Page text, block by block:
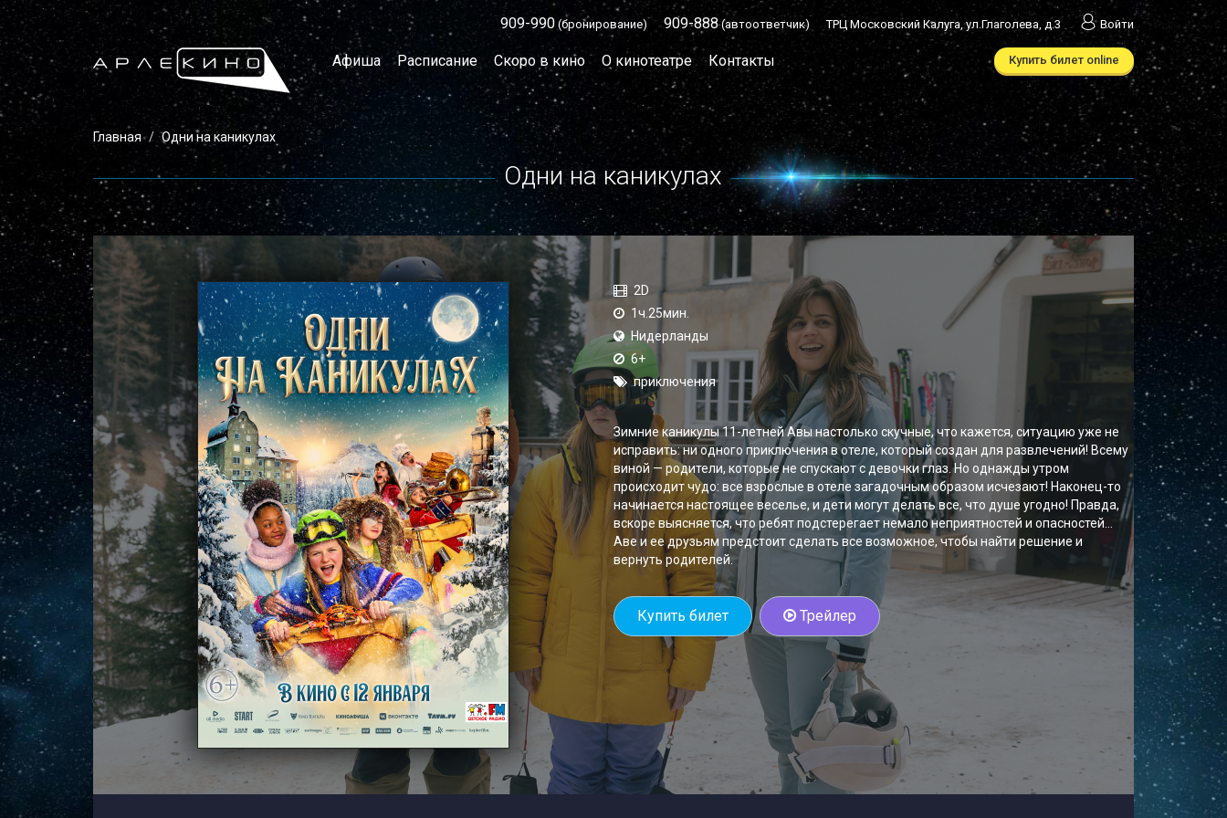
909-990 (бронирование) 909-888(автоответчик) ТРЦ Московский Калуга, ул.Глаголева, д.3 Войти
Афиша Расписание Скоро в кино О кинотеатре Контакты Купить билет online
Главная Одни на каникулах
Одни на каникулах
2D
1ч.25мин.
Нидерланды
6+
приключения
Зимние каникулы 11-летней Авы настолько скучные, что кажется, ситуацию уже не
исправить: ни одного приключения в отеле, который создан для развлечений! Всему
виной — родители, которые не спускают с девочки глаз. Но однажды утром
происходит чудо: все взрослые в отеле загадочным образом исчезают! Наконец-то
начинается настоящее веселье, и дети могут делать все, что душе угодно! Правда,
вскоре выясняется, что ребят подстерегает немало неприятностей и опасностей…
Аве и ее друзьям предстоит сделать все возможное, чтобы найти решение и
вернуть родителей.
Купить билет Трейлер